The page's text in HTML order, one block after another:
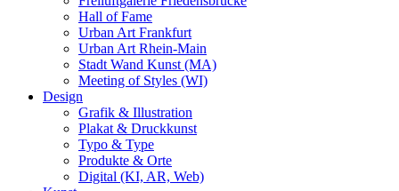
Hall of Fame
Urban Art Frankfurt
Urban Art Rhein-Main
Stadt Wand Kunst (MA)
Meeting of Styles (WI)
Design
Grafik & Illustration
Plakat & Druckkunst
Typo & Type
Produkte & Orte
Digital (KI, AR, Web)